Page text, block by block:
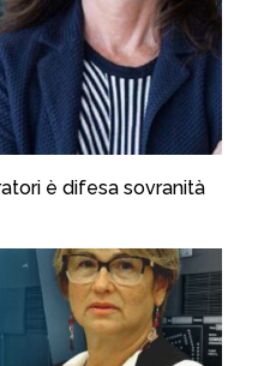
è difesa sovranità